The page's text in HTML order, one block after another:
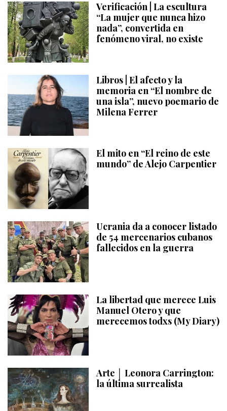
Verificación | La escultura
“La mujer que nunca hizo
nada”, convertida en
fenómeno viral, no existe
Libros | El afecto y la
memoria en “El nombre de
una isla”, nuevo poemario de
Milena Ferrer
El mito en “El reino de este
mundo” de Alejo Carpentier
Ucrania da a conocer listado
de 54 mercenarios cubanos
fallecidos en la guerra
La libertad que merece Luis
Manuel Otero y que
merecemos todxs (My Diary)
Arte │ Leonora Carrington:
la última surrealista